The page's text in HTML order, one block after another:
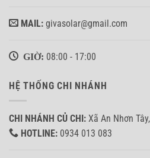
MAIL: givasolar@gmail.com
GIỜ: 08:00 - 17:00
HỆ THỐNG CHI NHÁNH
CHI NHÁNH CỦ CHI: Xã An Nhơn
HOTLINE: 0934 013 083